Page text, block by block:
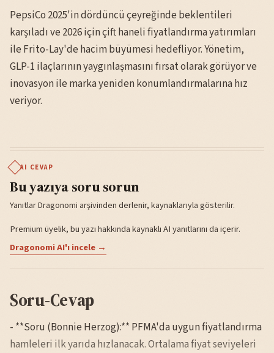
PepsiCo 2025'in dördüncü çeyreğinde beklentileri
karşıladı ve 2026 için çift haneli fiyatlandırma yatırımları
ile Frito-Lay'de hacim büyümesi hedefliyor. Yönetim,
GLP-1 ilaçlarının yaygınlaşmasını fırsat olarak görüyor ve
inovasyon ile marka yeniden konumlandırmalarına hız
veriyor.
AI CEVAP
Bu yazıya soru sorun
Yanıtlar Dragonomi arşivinden derlenir, kaynaklarıyla gösterilir.
Premium üyelik, bu yazı hakkında kaynaklı AI yanıtlarını da içerir.
Dragonomi AI'ı incele →
Soru-Cevap
- **Soru (Bonnie Herzog):** PFMA'da uygun fiyatlandırma
hamleleri ilk yarıda hızlanacak. Ortalama fiyat seviyeleri